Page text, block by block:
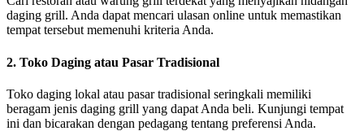
daging grill. Anda dapat mencari ulasan online untuk memastikan
tempat tersebut memenuhi kriteria Anda.
2. Toko Daging atau Pasar Tradisional
Toko daging lokal atau pasar tradisional seringkali memiliki
beragam jenis daging grill yang dapat Anda beli. Kunjungi tempat
ini dan bicarakan dengan pedagang tentang preferensi Anda.